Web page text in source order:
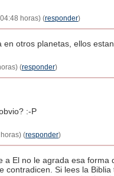
horas) (responder)
otros planetas, ellos
(responder)
:-P
(responder)
El no le agrada esa forma
Si lees la